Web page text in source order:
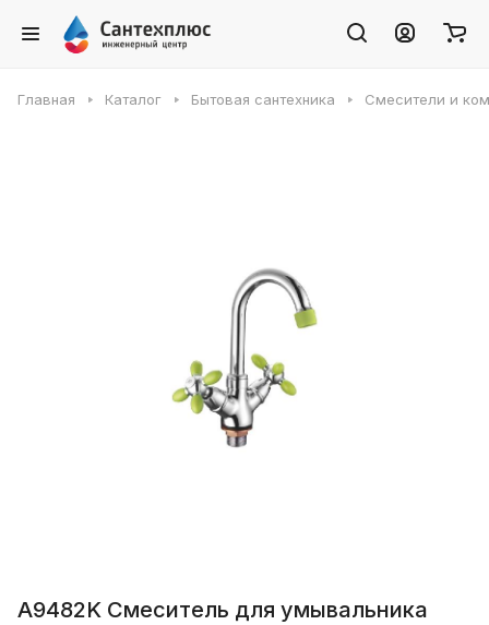
Главная Каталог Бытовая сантехника Смесители и
A9482K Смеситель для умывальника